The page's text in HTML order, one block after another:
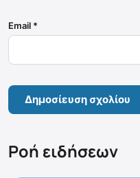
Email *
Ροή ειδήσεων